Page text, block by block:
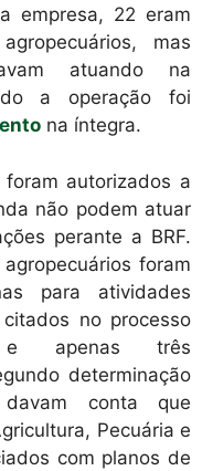
empresa, 22 eram
mas
atuando na
a operação foi
na íntegra.
foram autorizados a
não podem atuar
perante a BRF.
foram
para atividades
no processo
e apenas três
determinação
conta que
Pecuária e
com planos de